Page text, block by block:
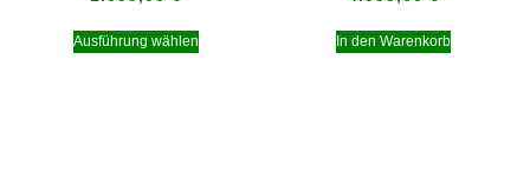
Ausführung wählen In den Warenkorb